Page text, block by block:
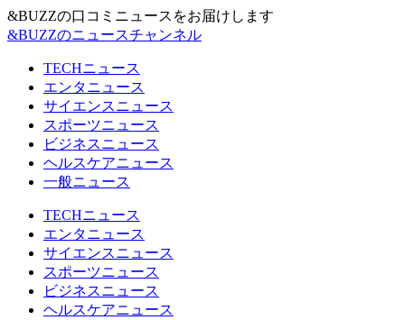
&BUZZの口コミニュースをお届けします
&BUZZのニュースチャンネル
TECHニュース
エンタニュース
サイエンスニュース
スポーツニュース
ビジネスニュース
ヘルスケアニュース
一般ニュース
TECHニュース
エンタニュース
サイエンスニュース
スポーツニュース
ビジネスニュース
ヘルスケアニュース